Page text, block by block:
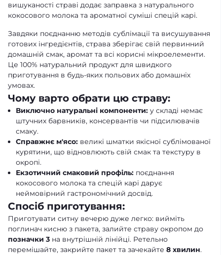
вишуканості страві додає заправка з натурального
кокосового молока та ароматної суміші спецій карі.
Завдяки поєднанню методів сублімації та висушування
готових інгредієнтів, страва зберігає свій первинний
домашній смак, аромат та всі корисні мікроелементи.
Це 100% натуральний продукт для швидкого
приготування в будь-яких польових або домашніх
умовах.
Чому варто обрати цю страву:
Виключно натуральні компоненти: у складі немає
штучних барвників, консервантів чи підсилювачів
смаку.
Справжнє м'ясо: великі шматки якісної сублімованої
курятини, що відновлюють свій смак та текстуру в
окропі.
Екзотичний смаковий профіль: поєднання
кокосового молока та спецій карі дарує
неймовірний гастрономічний досвід.
Спосіб приготування:
Приготувати ситну вечерю дуже легко: вийміть
поглинач кисню з пакета, залийте страву окропом до
позначки 3 на внутрішній лінійці. Ретельно
перемішайте, закрийте пакет та зачекайте 8 хвилин.